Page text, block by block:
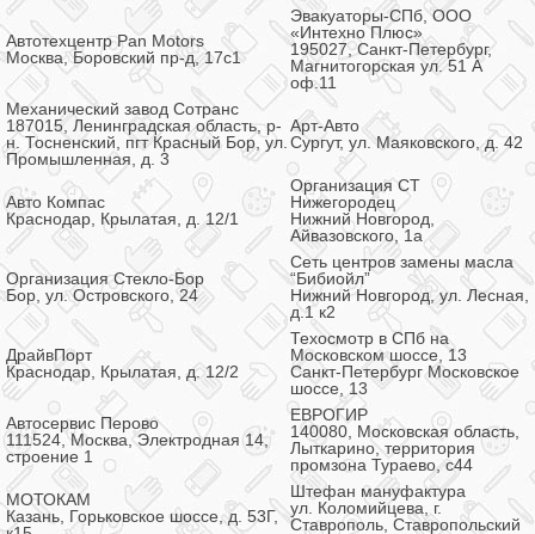
Автотехцентр Pan Motors
Москва, Боровский пр-д, 17с1
Эвакуаторы-СПб, ООО
«Интехно Плюс»
195027, Санкт-Петербург,
Магнитогорская ул. 51 А
оф.11
Механический завод Сотранс
187015, Ленинградская область, р-
н. Тосненский, пгт Красный Бор, ул.
Промышленная, д. 3
Арт-Авто
Сургут, ул. Маяковского, д. 42
Авто Компас
Краснодар, Крылатая, д. 12/1
Организация СТ
Нижегородец
Нижний Новгород,
Айвазовского, 1а
Организация Стекло-Бор
Бор, ул. Островского, 24
Cеть центров замены масла
“Бибиойл”
Нижний Новгород, ул. Лесная,
д.1 к2
ДрайвПорт
Краснодар, Крылатая, д. 12/2
Техосмотр в СПб на
Московском шоссе, 13
Санкт-Петербург Московское
шоссе, 13
Автосервис Перово
111524, Москва, Электродная 14,
строение 1
ЕВРОГИР
140080, Московская область,
Лыткарино, территория
промзона Тураево, с44
МОТОКАМ
Казань, Горьковское шоссе, д. 53Г,
Штефан мануфактура
ул. Коломийцева, г.
Ставрополь, Ставропольский